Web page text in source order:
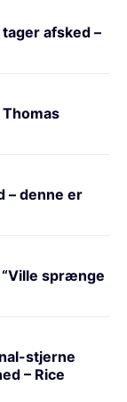
afsked –
– denne er
“Ville sprænge
stjerne
– Rice